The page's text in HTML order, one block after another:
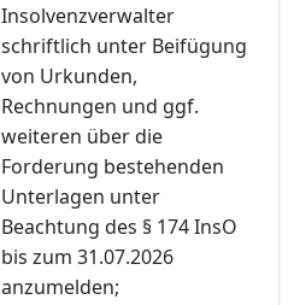
Insolvenzverwalter
schriftlich unter Beifügung
von Urkunden,
Rechnungen und ggf.
weiteren über die
Forderung bestehenden
Unterlagen unter
Beachtung des § 174 InsO
bis zum 31.07.2026
anzumelden;